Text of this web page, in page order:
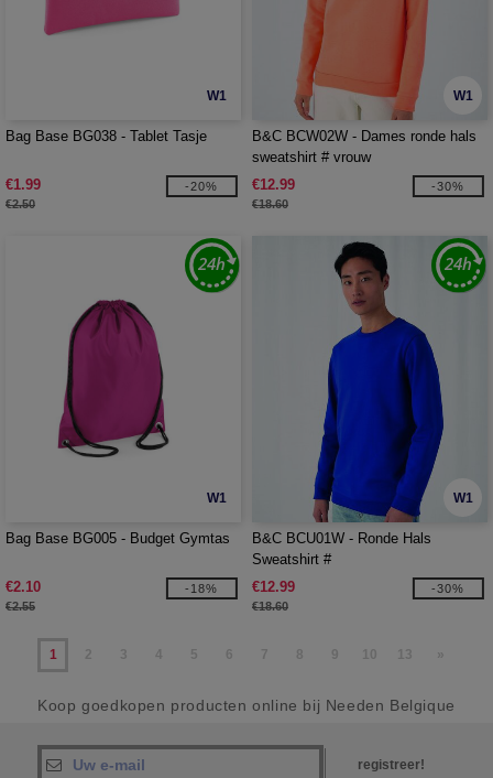
W1
Bag Base BG038 - Tablet Tasje
€1.99
€2.50
-20%
W1
B&C BCW02W - Dames ronde hals
sweatshirt # vrouw
€12.99
€18.60
-30%
W1
Bag Base BG005 - Budget Gymtas
€2.10
€2.55
-18%
W1
B&C BCU01W - Ronde Hals
Sweatshirt #
€12.99
€18.60
-30%
1 2 3 4 5 6 7 8 9 10 13 »
Koop goedkopen producten online bij Needen Belgique
registreer!